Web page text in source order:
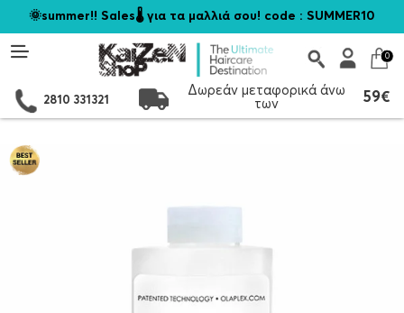
🌞summer!! Sales🌡️ για τα μαλλιά σου! code : SUMMER10
0
2810 331321
Δωρεάν μεταφορικά άνω
των
59€